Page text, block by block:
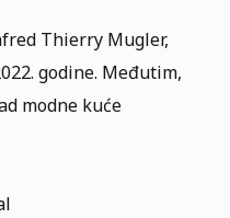
Thierry Mugler,
godine. Međutim,
modne kuće